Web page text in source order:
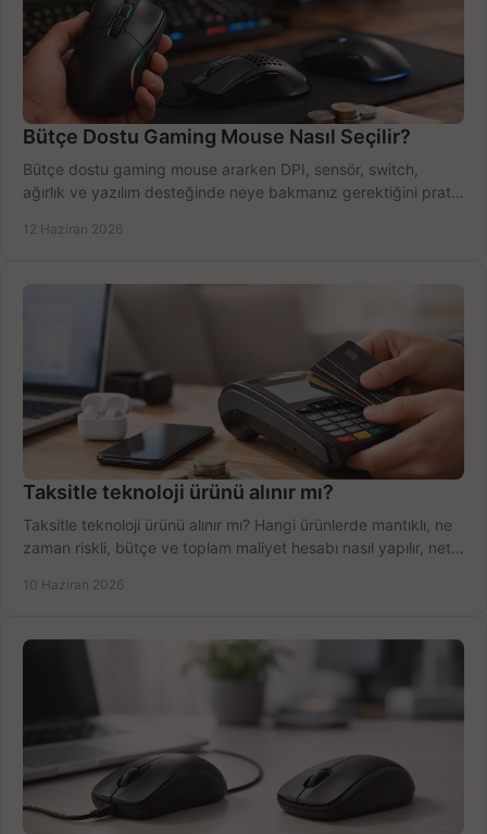
Bütçe Dostu Gaming Mouse Nasıl Seçilir?
Bütçe dostu gaming mouse ararken DPI, sensör, switch,
ağırlık ve yazılım desteğinde neye bakmanız gerektiğini pratik
12 Haziran 2026
Taksitle teknoloji ürünü alınır mı?
Taksitle teknoloji ürünü alınır mı? Hangi ürünlerde mantıklı, ne
zaman riskli, bütçe ve toplam maliyet hesabı nasıl yapılır, net
10 Haziran 2026